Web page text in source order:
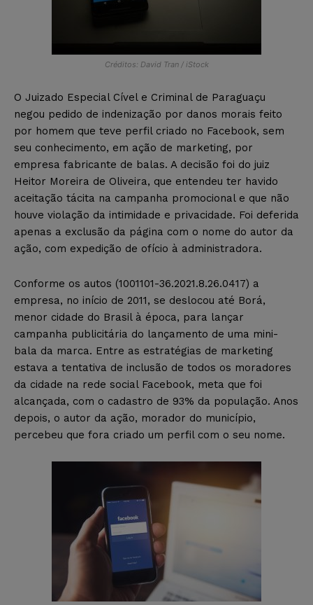
Créditos: David Tran / iStock
O Juizado Especial Cível e Criminal de Paraguaçu
negou pedido de indenização por danos morais feito
por homem que teve perfil criado no Facebook, sem
seu conhecimento, em ação de marketing, por
empresa fabricante de balas. A decisão foi do juiz
Heitor Moreira de Oliveira, que entendeu ter havido
aceitação tácita na campanha promocional e que não
houve violação da intimidade e privacidade. Foi deferida
apenas a exclusão da página com o nome do autor da
ação, com expedição de ofício à administradora.
Conforme os autos (1001101-36.2021.8.26.0417) a
empresa, no início de 2011, se deslocou até Borá,
menor cidade do Brasil à época, para lançar
campanha publicitária do lançamento de uma mini-
bala da marca. Entre as estratégias de marketing
estava a tentativa de inclusão de todos os moradores
da cidade na rede social Facebook, meta que foi
alcançada, com o cadastro de 93% da população. Anos
depois, o autor da ação, morador do município,
percebeu que fora criado um perfil com o seu nome.